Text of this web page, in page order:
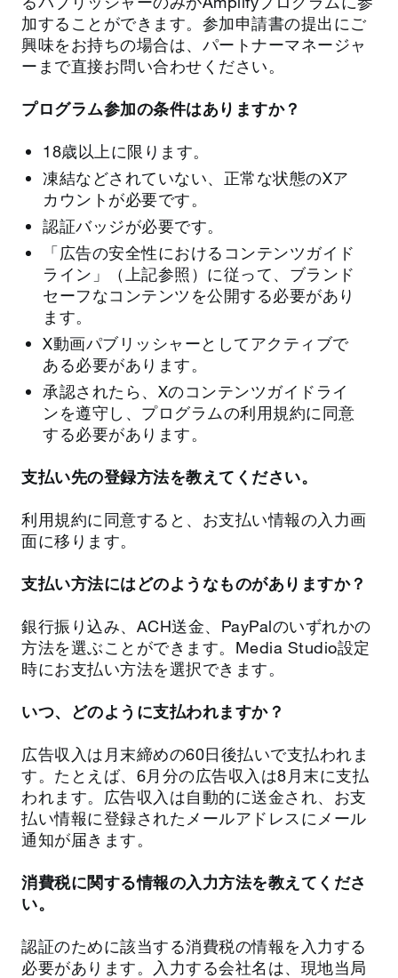
加することができます。参加申請書の提出にご
興味をお持ちの場合は、パートナーマネージャ
ーまで直接お問い合わせください。
プログラム参加の条件はありますか？
18歳以上に限ります。
凍結などされていない、正常な状態のXア
カウントが必要です。
認証バッジが必要です。
「広告の安全性におけるコンテンツガイド
ライン」（上記参照）に従って、ブランド
セーフなコンテンツを公開する必要があり
ます。
X動画パブリッシャーとしてアクティブで
ある必要があります。
承認されたら、Xのコンテンツガイドライ
ンを遵守し、プログラムの利用規約に同意
する必要があります。
支払い先の登録方法を教えてください。
利用規約に同意すると、お支払い情報の入力画
面に移ります。
支払い方法にはどのようなものがありますか？
銀行振り込み、ACH送金、PayPalのいずれかの
方法を選ぶことができます。Media Studio設定
時にお支払い方法を選択できます。
いつ、どのように支払われますか？
広告収入は月末締めの60日後払いで支払われま
す。たとえば、6月分の広告収入は8月末に支払
われます。広告収入は自動的に送金され、お支
払い情報に登録されたメールアドレスにメール
通知が届きます。
消費税に関する情報の入力方法を教えてくださ
い。
認証のために該当する消費税の情報を入力する
必要があります。入力する会社名は、現地当局